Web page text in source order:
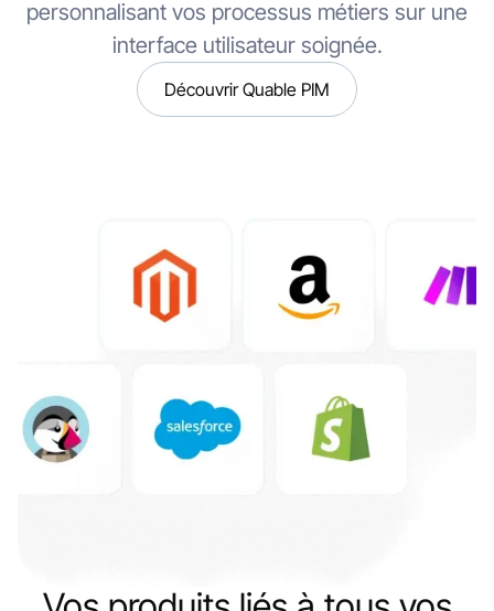
personnalisant vos processus métiers sur une
interface utilisateur soignée.
Découvrir Quable PIM